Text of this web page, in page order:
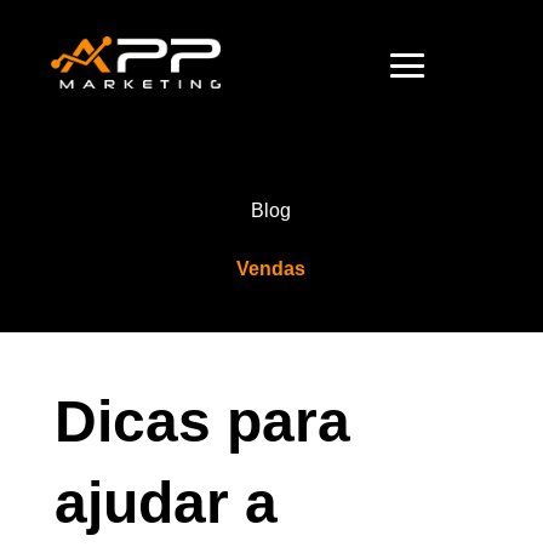
Blog
Vendas
Dicas para
ajudar a